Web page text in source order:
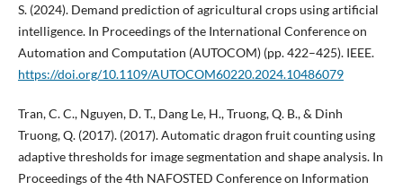
S. (2024). Demand prediction of agricultural crops using artificial
intelligence. In Proceedings of the International Conference on
Automation and Computation (AUTOCOM) (pp. 422–425). IEEE.
https://doi.org/10.1109/AUTOCOM60220.2024.10486079
Tran, C. C., Nguyen, D. T., Dang Le, H., Truong, Q. B., & Dinh
Truong, Q. (2017). (2017). Automatic dragon fruit counting using
adaptive thresholds for image segmentation and shape analysis. In
Proceedings of the 4th NAFOSTED Conference on Information